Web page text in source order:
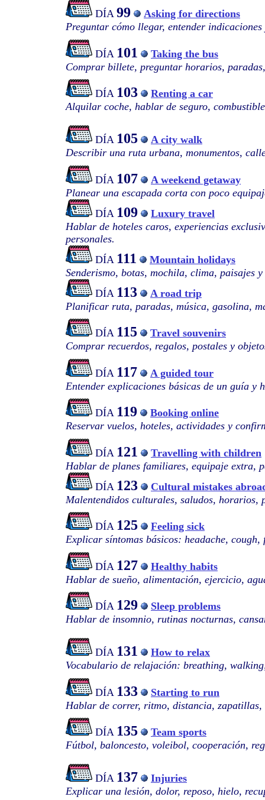
DÍA 99
Asking for directions
Preguntar cómo llegar, entender indicaciones
DÍA 101
Taking the bus
Comprar billete, preguntar horarios,
DÍA 103
Renting a car
Alquilar coche, hablar de seguro,
DÍA 105
A city walk
Describir una ruta urbana, monumentos,
DÍA 107
A weekend getaway
Planear una escapada corta con poco
DÍA 109
Luxury travel
Hablar de hoteles caros, experiencias
personales.
DÍA 111
Mountain holidays
Senderismo, botas, mochila, clima, paisajes
DÍA 113
A road trip
Planificar ruta, paradas, música, gasolina,
DÍA 115
Travel souvenirs
Comprar recuerdos, regalos, postales y
DÍA 117
A guided tour
Entender explicaciones básicas de un guía y
DÍA 119
Booking online
Reservar vuelos, hoteles, actividades y
DÍA 121
Travelling with children
Hablar de planes familiares, equipaje extra,
DÍA 123
Cultural mistakes
Malentendidos culturales, saludos, horarios,
DÍA 125
Feeling sick
Explicar síntomas básicos: headache, cough,
DÍA 127
Healthy habits
Hablar de sueño, alimentación, ejercicio,
DÍA 129
Sleep problems
Hablar de insomnio, rutinas nocturnas,
DÍA 131
How to relax
Vocabulario de relajación: breathing,
DÍA 133
Starting to run
Hablar de correr, ritmo, distancia, zapatillas,
DÍA 135
Team sports
Fútbol, baloncesto, voleibol, cooperación,
DÍA 137
Injuries
Explicar una lesión, dolor, reposo, hielo,